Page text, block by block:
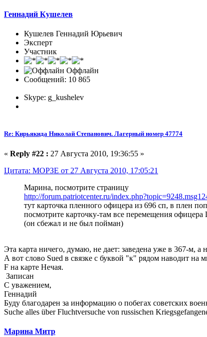
Геннадий Кушелев
Кушелев Геннадий Юрьевич
Эксперт
Участник
Оффлайн
Сообщений: 10 865
Skype: g_kushelev
Re: Кирьякида Николай Степанович. Лагерный номер 47774
« Reply #22 : 27 Августа 2010, 19:36:55 »
Цитата: МОРЗЕ от 27 Августа 2010, 17:05:21
Марина, посмотрите страницу
http://forum.patriotcenter.ru/
тут карточка пленного офицера из 696 сп, в плен
посмотрите карточку-там все перемещения офицера
(он сбежал и не был пойман)
Эта карта ничего, думаю, не дает: заведена уже в 367-м,
А вот слово Sued в связке с буквой "к" рядом наводит
F на карте Нечая.
Записан
С уважением,
Геннадий
Буду благодарен за информацию о побегах советских
Suche alles über Fluchtversuche von russischen
Марина Митр